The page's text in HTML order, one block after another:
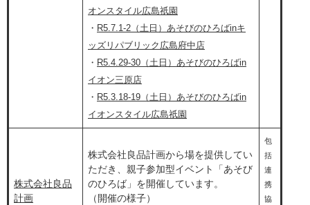
オンスタイル広島祇園
・ R5.7.1-2（土日）あそびのひろばinキ
ッズリパブリック広島府中店
・ R5.4.29-30（土日）あそびのひろばin
イオン三原店
・ R5.3.18-19（土日）あそびのひろばin
イオンスタイル広島祇園
株式会社良品
計画
株式会社良品計画から場を提供してい
ただき、親子参加型イベント「あそび
のひろば」を開催しています。
（開催の様子）
包
括
連
携
協